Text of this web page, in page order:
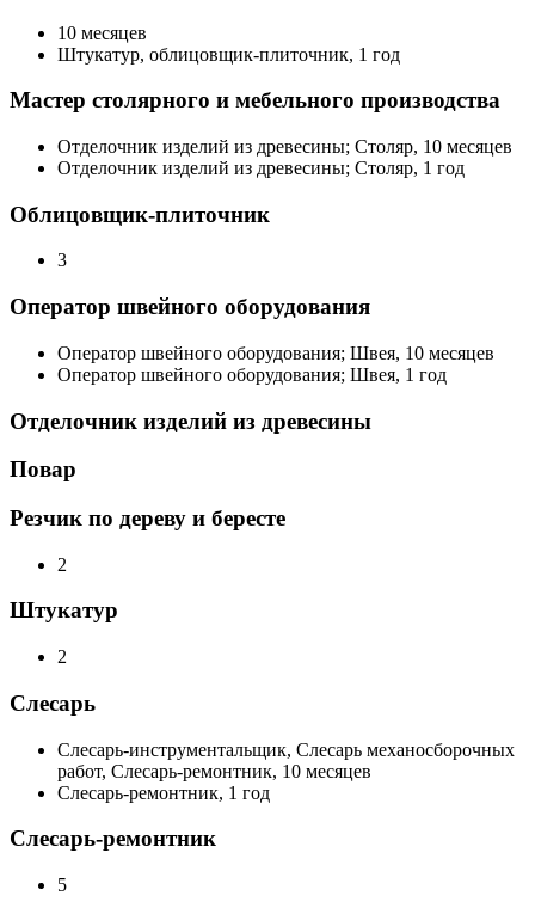
10 месяцев
Штукатур, облицовщик-плиточник, 1 год
Мастер столярного и мебельного производства
Отделочник изделий из древесины; Столяр, 10 месяцев
Отделочник изделий из древесины; Столяр, 1 год
Облицовщик-плиточник
3
Оператор швейного оборудования
Оператор швейного оборудования; Швея, 10 месяцев
Оператор швейного оборудования; Швея, 1 год
Отделочник изделий из древесины
Повар
Резчик по дереву и бересте
2
Штукатур
2
Слесарь
Слесарь-инструментальщик, Слесарь механосборочных
работ, Слесарь-ремонтник, 10 месяцев
Слесарь-ремонтник, 1 год
Слесарь-ремонтник
5